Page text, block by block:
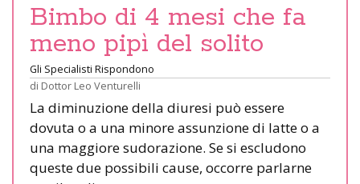
Bimbo di 4 mesi che fa
meno pipì del solito
Gli Specialisti Rispondono
di Dottor Leo Venturelli
La diminuzione della diuresi può essere
dovuta o a una minore assunzione di latte o a
una maggiore sudorazione. Se si escludono
queste due possibili cause, occorre parlarne